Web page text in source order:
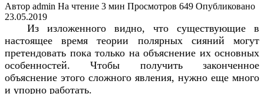
Автор admin На чтение 3 мин Просмотров 649 Опубликовано
23.05.2019
Из изложенного видно, что существующие в
настоящее время теории полярных сияний могут
претендовать пока только на объяснение их основных
особенностей. Чтобы получить законченное
объяснение этого сложного явления, нужно еще много
и упорно работать.